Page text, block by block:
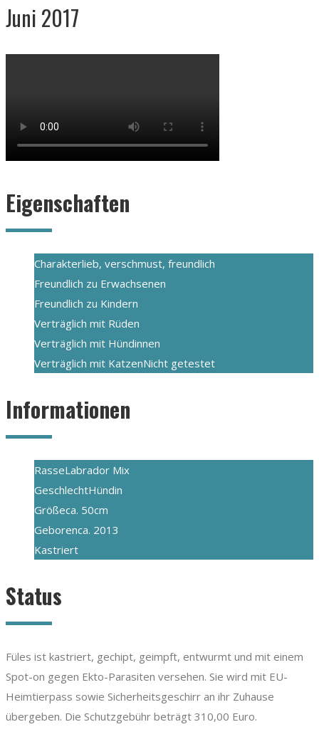
Juni 2017
Eigenschaften
Charakterlieb, verschmust, freundlich
Freundlich zu Erwachsenen
Freundlich zu Kindern
Verträglich mit Rüden
Verträglich mit Hündinnen
Verträglich mit KatzenNicht getestet
Informationen
RasseLabrador Mix
GeschlechtHündin
Größeca. 50cm
Geborenca. 2013
Kastriert
Status
Füles ist kastriert, gechipt, geimpft, entwurmt und mit einem
Spot-on gegen Ekto-Parasiten versehen. Sie wird mit EU-
Heimtierpass sowie Sicherheitsgeschirr an ihr Zuhause
übergeben. Die Schutzgebühr beträgt 310,00 Euro.